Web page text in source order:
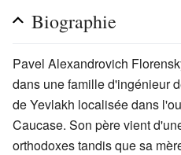
Biographie
Pavel Alexandrovich
dans une famille d'ingénieur
de Yevlakh localisée dans
Caucase. Son père vient
orthodoxes tandis que sa